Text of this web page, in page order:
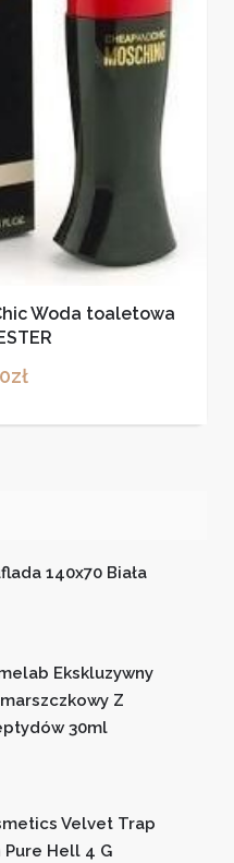
Woda toaletowa
zł
140x70 Biała
Ekskluzywny
Z
30ml
Velvet Trap
Pure Hell 4 G